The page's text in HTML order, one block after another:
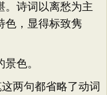
诗词以离愁为主
色，显得标致隽
色。
两句都省略了动词